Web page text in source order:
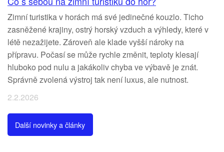
Zimní turistika v horách má své jedinečné kouzlo. Ticho
zasněžené krajiny, ostrý horský vzduch a výhledy, které v
létě nezažijete. Zároveň ale klade vyšší nároky na
přípravu. Počasí se může rychle změnit, teploty klesají
hluboko pod nulu a jakákoliv chyba ve výbavě je znát.
Správně zvolená výstroj tak není luxus, ale nutnost.
2.2.2026
Další novinky a články